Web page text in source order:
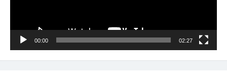
00:00 02:27